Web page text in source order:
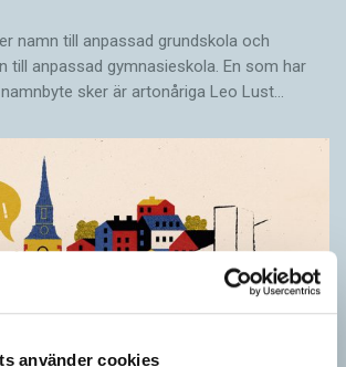
använder cookies
namn till anpassad grundskola och
till anpassad gymnasieskola. En som har
sker är artonåriga Leo Lust…